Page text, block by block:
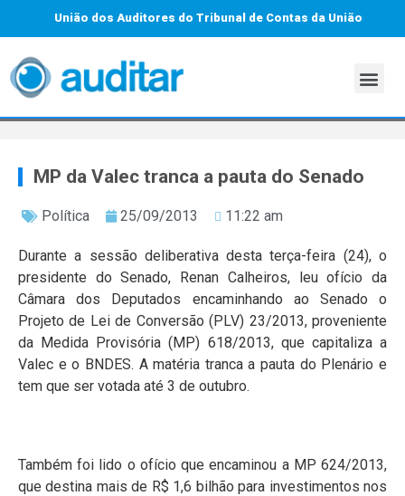
União dos Auditores do Tribunal de Contas da União
MP da Valec tranca a pauta do Senado
Política 25/09/2013 11:22 am
Durante a sessão deliberativa desta terça-feira (24), o
presidente do Senado, Renan Calheiros, leu ofício da
Câmara dos Deputados encaminhando ao Senado o
Projeto de Lei de Conversão (PLV) 23/2013, proveniente
da Medida Provisória (MP) 618/2013, que capitaliza a
Valec e o BNDES. A matéria tranca a pauta do Plenário e
tem que ser votada até 3 de outubro.
Também foi lido o ofício que encaminou a MP 624/2013,
que destina mais de R$ 1,6 bilhão para investimentos nos